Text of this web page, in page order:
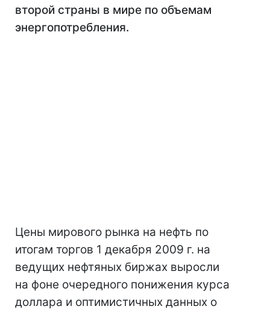
второй страны в мире по объемам
энергопотребления.
Цены мирового рынка на нефть по
итогам торгов 1 декабря 2009 г. на
ведущих нефтяных биржах выросли
на фоне очередного понижения курса
доллара и оптимистичных данных о